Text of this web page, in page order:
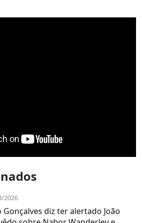
2026
Gonçalves diz ter alertado João